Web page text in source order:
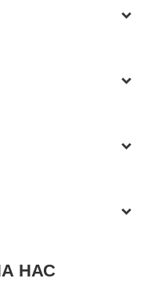
НАС